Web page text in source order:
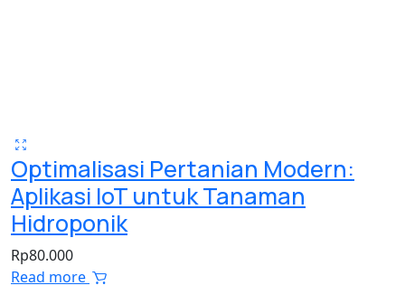
Optimalisasi Pertanian Modern:
Aplikasi IoT untuk Tanaman
Hidroponik
Rp80.000
Read more